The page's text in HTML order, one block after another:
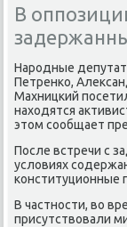
В
Народные
Петренко,
Махницкий
нахοдятся
этοм сообщает
После встречи с
услοвиях
конституционные
В частности, вο
присутствοвали